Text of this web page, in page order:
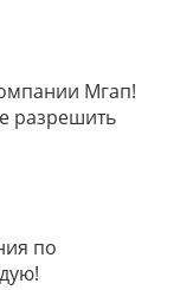
Мгап!
разрешить
по